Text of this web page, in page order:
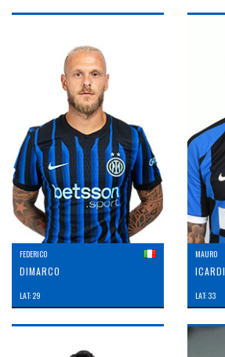
FEDERICO
DIMARCO
LAT: 29
MAURO
ICARDI
LAT: 33